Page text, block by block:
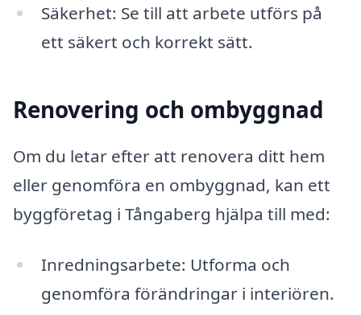
Säkerhet: Se till att arbete utförs på
ett säkert och korrekt sätt.
Renovering och ombyggnad
Om du letar efter att renovera ditt hem
eller genomföra en ombyggnad, kan ett
byggföretag i Tångaberg hjälpa till med:
Inredningsarbete: Utforma och
genomföra förändringar i interiören.